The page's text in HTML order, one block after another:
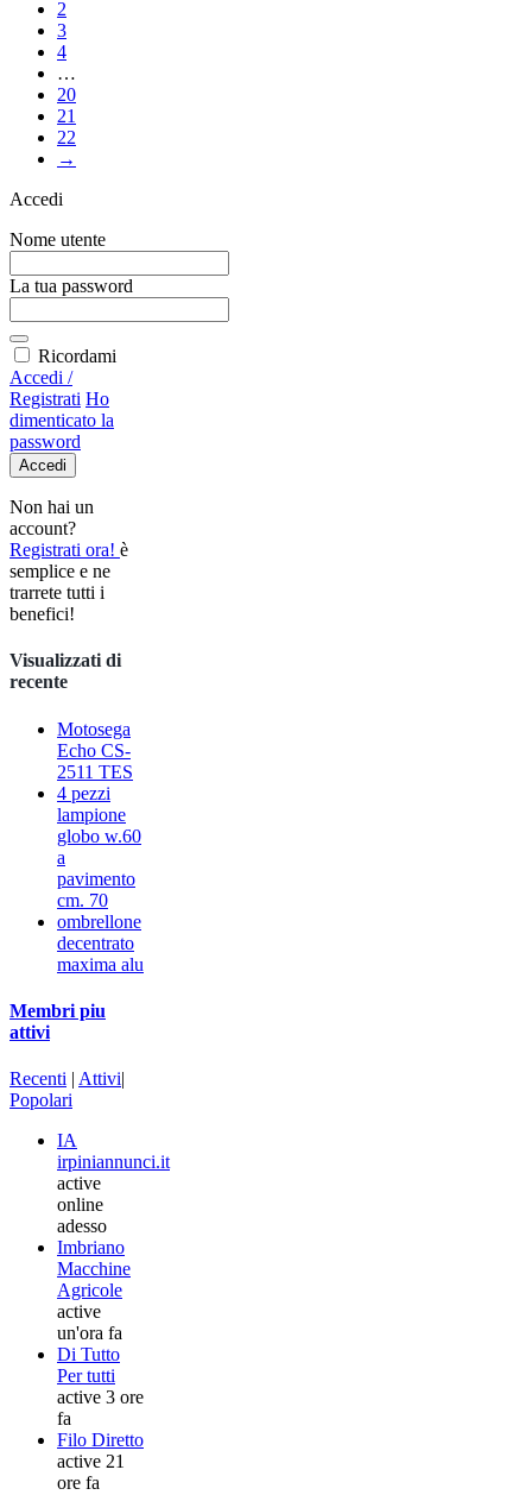
2
3
4
…
20
21
22
→
Accedi
Nome utente
La tua password
Ricordami
Accedi /
Registrati Ho
dimenticato la
password
Accedi
Non hai un
account?
Registrati ora! è
semplice e ne
trarrete tutti i
benefici!
Visualizzati di
recente
Motosega
Echo CS-
2511 TES
4 pezzi
lampione
globo w.60
a
pavimento
cm. 70
ombrellone
decentrato
maxima alu
Membri piu
attivi
Recenti | Attivi|
Popolari
IA
irpiniannunci.it
active
online
adesso
Imbriano
Macchine
Agricole
active
un'ora fa
Di Tutto
Per tutti
active 3 ore
fa
Filo Diretto
active 21
ore fa